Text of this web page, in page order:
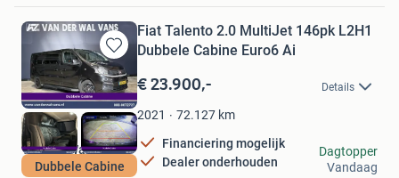
Bewaren
in
Mijn
Favorieten
Dubbele Cabine
Fiat Talento 2.0 MultiJet 146pk L2H1
Dubbele Cabine Euro6 Ai
€ 23.900,- Details
2021 72.127 km
Financiering mogelijk
Dealer onderhouden
Van der Wal Vans
Langerak
Dagtopper
Vandaag